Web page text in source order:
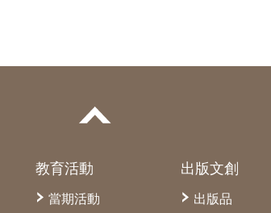
教育活動
當期活動
出版文創
出版品